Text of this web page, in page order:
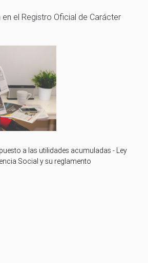
el Registro Oficial de Carácter
a las utilidades acumuladas - Ley
Social y su reglamento